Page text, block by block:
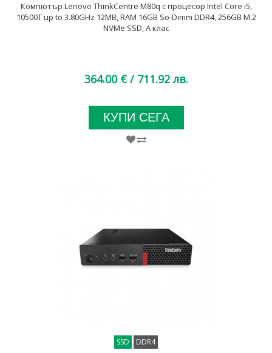
Компютър Lenovo ThinkCentre M80q с процесор Intel Core i5,
10500T up to 3.80GHz 12MB, RAM 16GB So-Dimm DDR4, 256GB M.2
NVMe SSD, A клас
364.00 € / 711.92 лв.
КУПИ СЕГА
SSD DDR4